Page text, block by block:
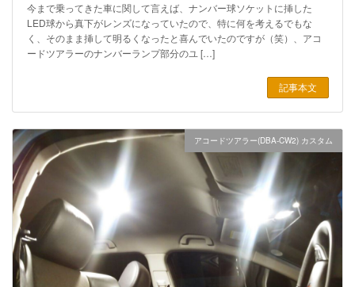
今まで乗ってきた車に関して言えば、ナンバー球ソケットに挿した
LED球から真下がレンズになっていたので、特に何を考えるでもな
く、そのまま挿して明るくなったと喜んでいたのですが（笑）、アコ
ードツアラーのナンバーランプ部分のユ […]
記事本文
アコードツアラー(DBA-CW2) カスタム